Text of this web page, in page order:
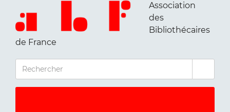
Association
des
Bibliothécaires
de France
RECHERCHER